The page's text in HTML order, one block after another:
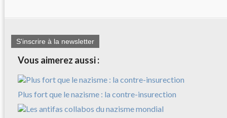
S'inscrire à la newsletter
Vous aimerez aussi :
Plus fort que le nazisme : la contre-insurection